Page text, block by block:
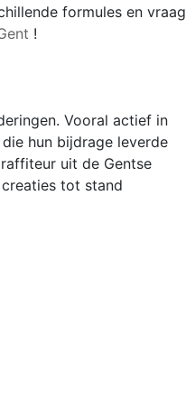
formules en vraag
!
Vooral actief in
hun bijdrage leverde
uit de Gentse
tot stand